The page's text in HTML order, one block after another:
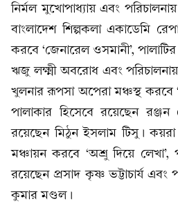
নির্মল মুখোপাধ্যায় এবং
বাংলাদেশ শিল্পকলা একাডেমি
করবে ‘জেনারেল ওসমানী’,
ঋজু লক্ষ্মী অবরোধ এবং
খুলনার রূপসা অপেরা মঞ্চস্থ করবে
পালাকার হিসেবে রয়েছেন রঞ্জন
রয়েছেন মিঠুন ইসলাম টিসু। কয়রা
মঞ্চায়ন করবে ‘অশ্রু দিয়ে লেখা’,
রয়েছেন প্রসাদ কৃষ্ণ ভট্টাচার্য এবং
কুমার মণ্ডল।